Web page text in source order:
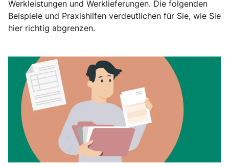
Werkleistungen und Werklieferungen. Die folgenden
Beispiele und Praxishilfen verdeutlichen für Sie, wie Sie
hier richtig abgrenzen.